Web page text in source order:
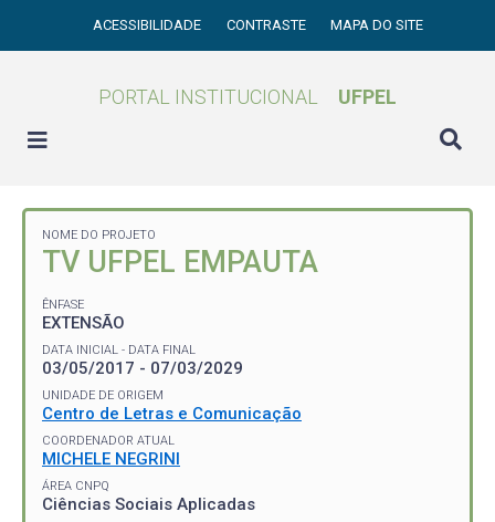
ACESSIBILIDADE CONTRASTE MAPA DO SITE
PORTAL INSTITUCIONAL UFPEL
NOME DO PROJETO
TV UFPEL EMPAUTA
ÊNFASE
EXTENSÃO
DATA INICIAL - DATA FINAL
03/05/2017 - 07/03/2029
UNIDADE DE ORIGEM
Centro de Letras e Comunicação
COORDENADOR ATUAL
MICHELE NEGRINI
ÁREA CNPQ
Ciências Sociais Aplicadas